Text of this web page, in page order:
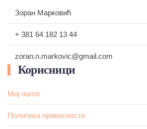
Зоран Марковић
+ 381 64 182 13 44
zoran.n.markovic@gmail.com
Корисници
Мој налог
Политика приватности